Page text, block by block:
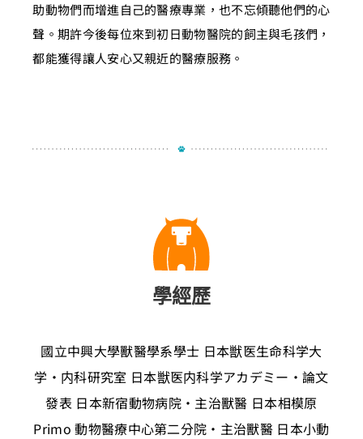
助動物們而增進自己的醫療專業，也不忘傾聽他們的心
聲。期許今後每位來到初日動物醫院的飼主與毛孩們，
都能獲得讓人安心又親近的醫療服務。
學經歷
國立中興大學獸醫學系學士 日本獣医生命科学大
学・内科研究室 日本獣医内科学アカデミー・論文
發表 日本新宿動物病院・主治獸醫 日本相模原
Primo 動物醫療中心第二分院・主治獸醫 日本小動